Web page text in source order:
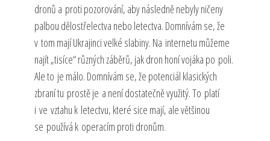
dronů a proti pozorování, aby následně nebyly ničeny
palbou dělostřelectva nebo letectva. Domnívám se, že
v tom mají Ukrajinci velké slabiny. Na internetu můžeme
najít „tisíce“ různých záběrů, jak dron honí vojáka po poli.
Ale to je málo. Domnívám se, že potenciál klasických
zbraní tu prostě je a není dostatečně využitý. To platí
i ve vztahu k letectvu, které sice mají, ale většinou
se používá k operacím proti dronům.